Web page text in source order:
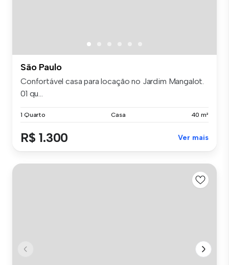
São Paulo
Confortável casa para locação no Jardim Mangalot.
01 qu...
1 Quarto Casa 40 m²
R$ 1.300 Ver mais